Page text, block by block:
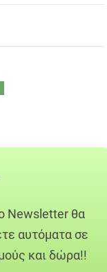
Newsletter θα
αυτόματα σε
και δώρα!!